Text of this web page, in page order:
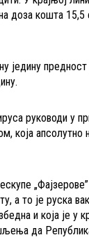
доза кошта 15,5
једину предност
руководи у
која апсолутно
„Фајзерове”
а то је руска
и која је у
да